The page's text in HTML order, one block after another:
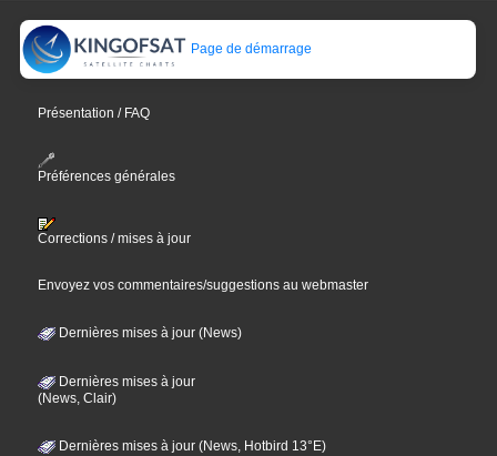
Page de démarrage
Présentation / FAQ
Préférences générales
Corrections / mises à jour
Envoyez vos commentaires/suggestions au webmaster
Dernières mises à jour (News)
Dernières mises à jour
(News, Clair)
Dernières mises à jour (News, Hotbird 13°E)